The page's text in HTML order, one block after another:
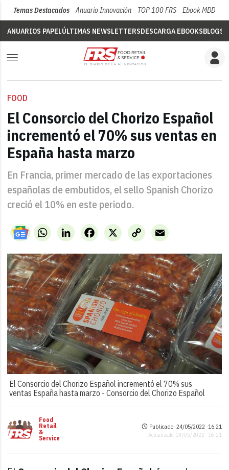
Temas Destacados Anuario Innovación TOP 100 FRS Ebook MDD
ANUARIOS PAPELÚLTIMAS NEWSLETTERSDESCARGA EBOOKSBLOGS
FOOD
El Consorcio del Chorizo Español
incrementó el 70% sus ventas en
España hasta marzo
En Francia, primer mercado de las exportaciones
españolas de embutidos, el sello Spanish Chorizo
creció el 10% en este periodo.
WhatsAppLinkedIn X
Facebook
Copy
Link
Email
El Consorcio del Chorizo Español incrementó el 70% sus
ventas España hasta marzo -Consorcio del Chorizo Español
Food
Retail
&
Service
Publicado: 24/05/2022 ·16:21
Actualizado: 24/05/2022 · 16:21